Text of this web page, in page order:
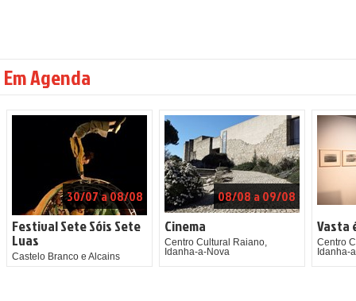
Em Agenda
30/07 a 08/08
Festival Sete Sóis Sete
Luas
Castelo Branco e Alcains
08/08 a 09/08
Cinema
Centro Cultural Raiano,
Idanha-a-Nova
Vasta
Centro
Idanha-